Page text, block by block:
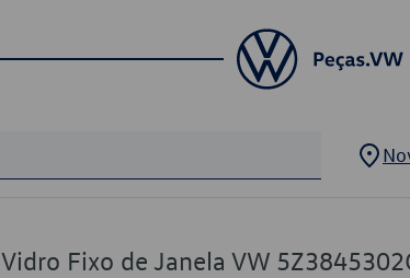
Vidro Fixo de Janela VW